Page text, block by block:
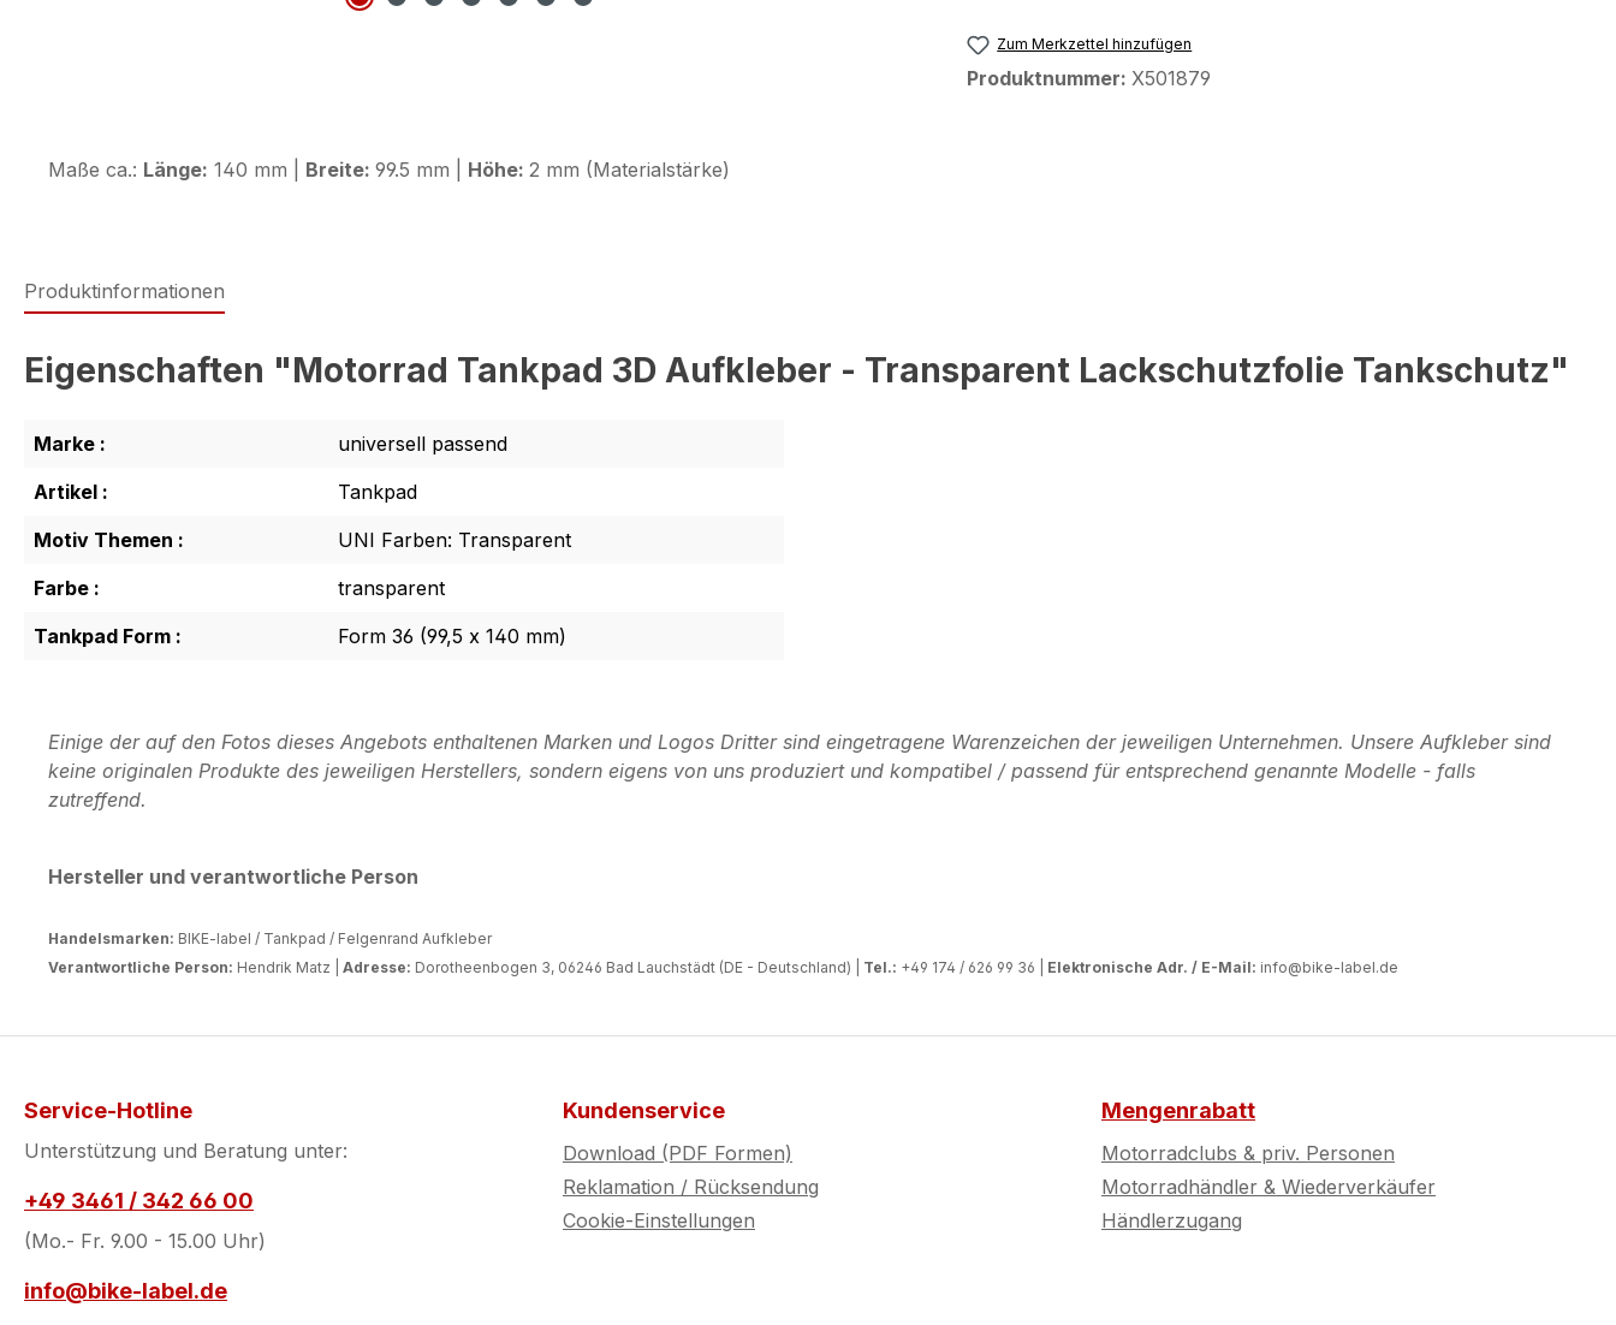
Zum Merkzettel hinzufügen
Produktnummer: X501879
Maße ca.: Länge: 140 mm | Breite: 99.5 mm | Höhe: 2 mm (Materialstärke)
Produktinformationen
Eigenschaften "Motorrad Tankpad 3D Aufkleber - Transparent Lackschutzfolie Tankschutz"
Marke :
universell passend
Artikel :
Tankpad
Motiv Themen :
UNI Farben: Transparent
Farbe :
transparent
Tankpad Form :
Form 36 (99,5 x 140 mm)
Einige der auf den Fotos dieses Angebots enthaltenen Marken und Logos Dritter sind eingetragene Warenzeichen der jeweiligen Unternehmen. Unsere Aufkleber sind
keine originalen Produkte des jeweiligen Herstellers, sondern eigens von uns produziert und kompatibel / passend für entsprechend genannte Modelle - falls
zutreffend.
Hersteller und verantwortliche Person
Handelsmarken: BIKE-label / Tankpad / Felgenrand Aufkleber
Verantwortliche Person: Hendrik Matz | Adresse: Dorotheenbogen 3, 06246 Bad Lauchstädt (DE - Deutschland) | Tel.: +49 174 / 626 99 36 | Elektronische Adr. / E-Mail: info@bike-label.de
Service-Hotline
Unterstützung und Beratung unter:
+49 3461 / 342 66 00
(Mo.- Fr. 9.00 - 15.00 Uhr)
info@bike-label.de
Kundenservice
Download (PDF Formen)
Reklamation / Rücksendung
Cookie-Einstellungen
Mengenrabatt
Motorradclubs & priv. Personen
Motorradhändler & Wiederverkäufer
Händlerzugang